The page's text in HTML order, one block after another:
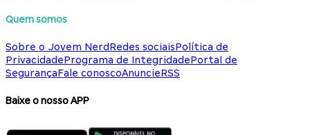
Quem somos
Sobre o Jovem NerdRedes sociaisPolítica de
PrivacidadePrograma de IntegridadePortal de
SegurançaFale conoscoAnuncieRSS
Baixe o nosso APP